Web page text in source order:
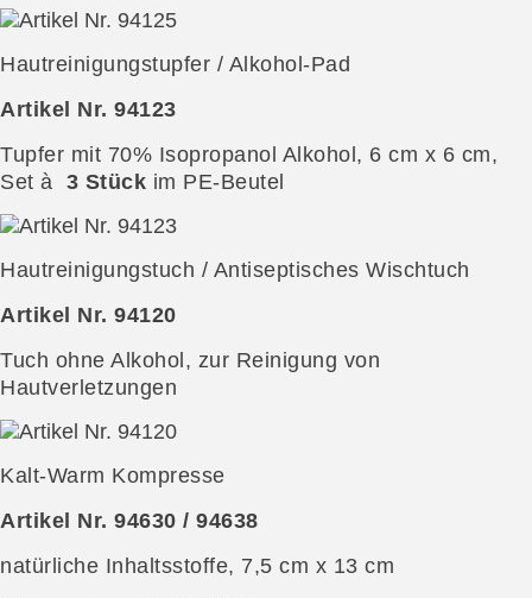
Hautreinigungstupfer / Alkohol-Pad
Artikel Nr. 94123
Tupfer mit 70% Isopropanol Alkohol, 6 cm x 6 cm,
Set à 3 Stück im PE-Beutel
Hautreinigungstuch / Antiseptisches Wischtuch
Artikel Nr. 94120
Tuch ohne Alkohol, zur Reinigung von
Hautverletzungen
Kalt-Warm Kompresse
Artikel Nr. 94630 / 94638
natürliche Inhaltsstoffe, 7,5 cm x 13 cm